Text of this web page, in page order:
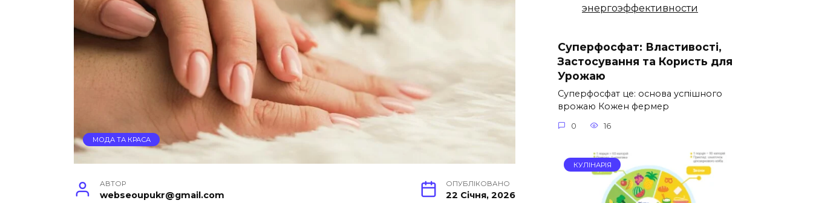
МОДА ТА КРАСА
АВТОР
webseoupukr@gmail.com
ОПУБЛІКОВАНО
22 Січня, 2026
энергоэффективности
Суперфосфат: Властивості,
Застосування та Користь для
Урожаю
Суперфосфат це: основа успішного
врожаю Кожен фермер
0 16
КУЛІНАРІЯ